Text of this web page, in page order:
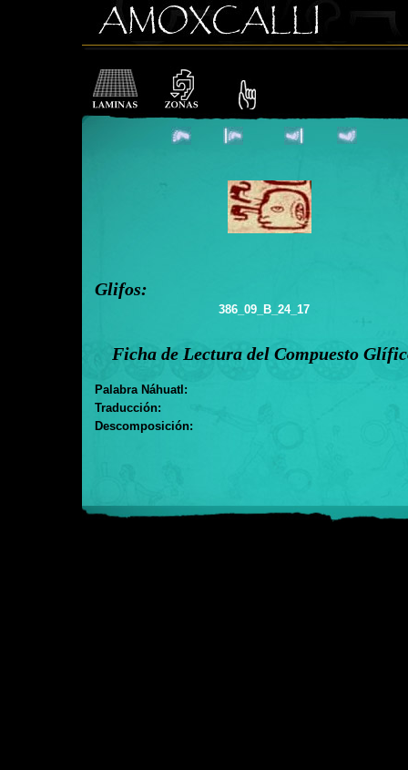
Glifos:
386_09_B_24_17
Ficha de Lectura del Compuesto
Palabra Náhuatl:
Traducción:
Descomposición: